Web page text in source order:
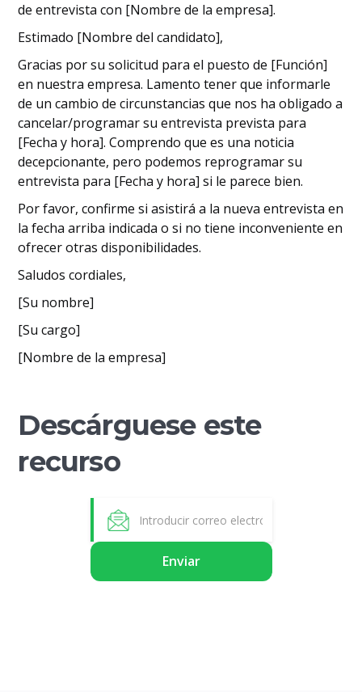
de entrevista con [Nombre de la empresa].
Estimado [Nombre del candidato],
Gracias por su solicitud para el puesto de [Función]
en nuestra empresa. Lamento tener que informarle
de un cambio de circunstancias que nos ha obligado a
cancelar/programar su entrevista prevista para
[Fecha y hora]. Comprendo que es una noticia
decepcionante, pero podemos reprogramar su
entrevista para [Fecha y hora] si le parece bien.
Por favor, confirme si asistirá a la nueva entrevista en
la fecha arriba indicada o si no tiene inconveniente en
ofrecer otras disponibilidades.
Saludos cordiales,
[Su nombre]
[Su cargo]
[Nombre de la empresa]
Descárguese este
recurso